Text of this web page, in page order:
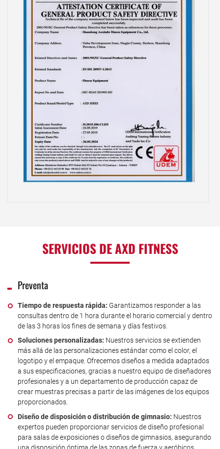
SERVICIOS DE AXD FITNESS
Preventa
Tiempo de respuesta rápida: Garantizamos responder a las
consultas dentro de 1 hora durante el horario comercial y dentro
de las 3 horas los fines de semana y días festivos.
Soluciones personalizadas: Nuestros servicios se extienden
más allá de las personalizaciones estándar como el color, el
logotipo y el empaque. Ofrecemos diseños a medida adaptados
a sus especificaciones, gracias a nuestro equipo de diseñadores
profesionales y a un departamento de producción capaz de
crear muestras precisas a partir de las imágenes de los equipos
proporcionados.
Diseño de disposición o distribución de gimnasio: Nuestros
expertos pueden proporcionar servicios de diseño profesional
para salas de exposiciones o diseños de gimnasios, asegurando
una disposición óptima de las zonas de fuerza y aeróbicos.